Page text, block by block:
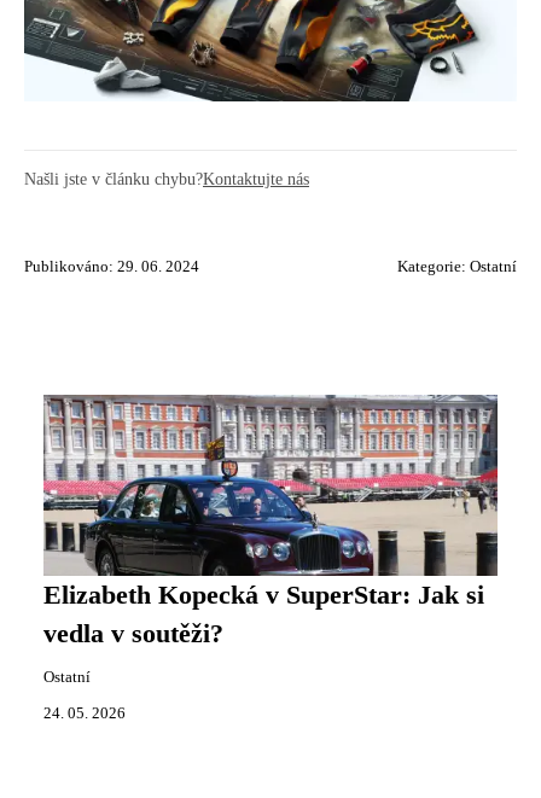
Našli jste v článku chybu?Kontaktujte nás
Publikováno: 29. 06. 2024 Kategorie: Ostatní
Elizabeth Kopecká v SuperStar: Jak si
vedla v soutěži?
Ostatní
24. 05. 2026